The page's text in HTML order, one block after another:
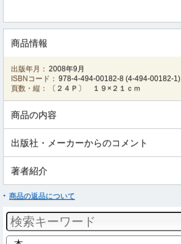
商品情報
出版年月： 2008年9月
ISBNコード： 978-4-494-00182-8 (4-494-00182-1)
頁数・縦：
〔２４Ｐ〕 １９×２１ｃｍ
商品の内容
出版社・メーカーからのコメント
著者紹介
商品の返品について